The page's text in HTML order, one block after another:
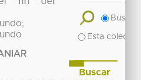
Buscar
Esta
Buscar